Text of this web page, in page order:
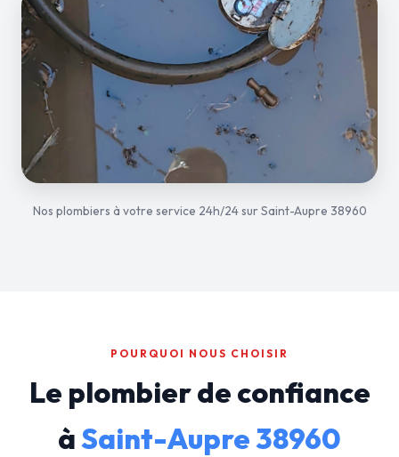
Nos plombiers à votre service 24h/24 sur Saint-Aupre 38960
POURQUOI NOUS CHOISIR
Le plombier de confiance
àSaint-Aupre 38960